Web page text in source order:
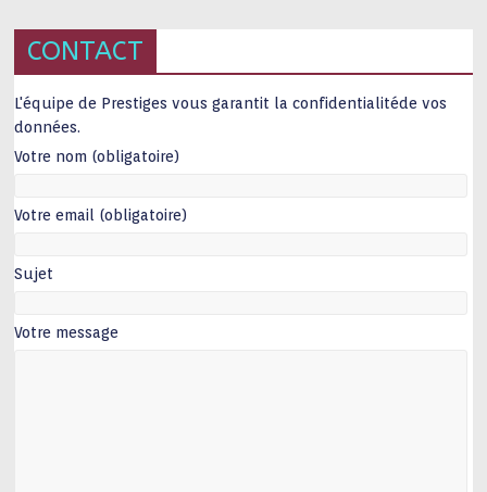
CONTACT
L'équipe de Prestiges vous garantit la confidentialitéde vos
données.
Votre nom (obligatoire)
Votre email (obligatoire)
Sujet
Votre message